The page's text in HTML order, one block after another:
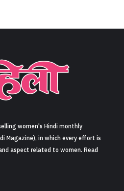
women's Hindi monthly
Magazine), in which every effort is
aspect related to women. Read